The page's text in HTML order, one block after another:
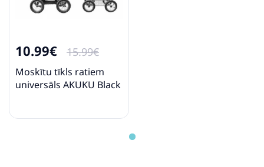
10.99€ 15.99€
Moskītu tīkls ratiem
universāls AKUKU Black